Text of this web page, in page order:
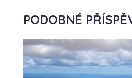
PODOBNÉ